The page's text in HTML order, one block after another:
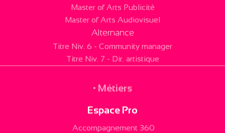
Master of Arts Publicité
Master of Arts Audiovisuel
Alternance
Titre Niv. 6 - Community manager
Titre Niv. 7 - Dir. artistique
• Métiers
Espace Pro
Accompagnement 360